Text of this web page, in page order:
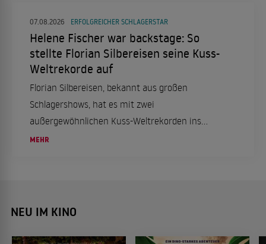
07.08.2026 ERFOLGREICHER SCHLAGERSTAR
Helene Fischer war backstage: So
stellte Florian Silbereisen seine Kuss-
Weltrekorde auf
Florian Silbereisen, bekannt aus großen
Schlagershows, hat es mit zwei
außergewöhnlichen Kuss-Weltrekorden ins
"Guinness-Buch der Rekorde" geschafft. Wir
MEHR
NEU IM KINO